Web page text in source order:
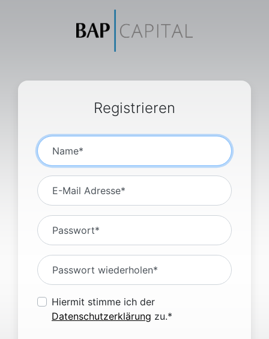
Registrieren
Name*
E-Mail Adresse*
Passwort*
Passwort wiederholen*
Hiermit stimme ich der
Datenschutzerklärung zu.*